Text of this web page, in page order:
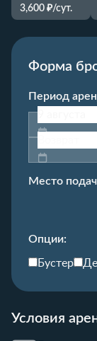
3,600 ₽/сут.
Форма
Период
Место
Опции:
Бустер
Условия